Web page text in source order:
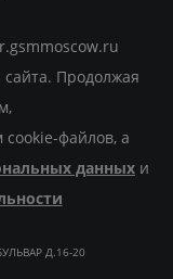
Продолжая
cookie-файлов, а
данных и
Д.16-20